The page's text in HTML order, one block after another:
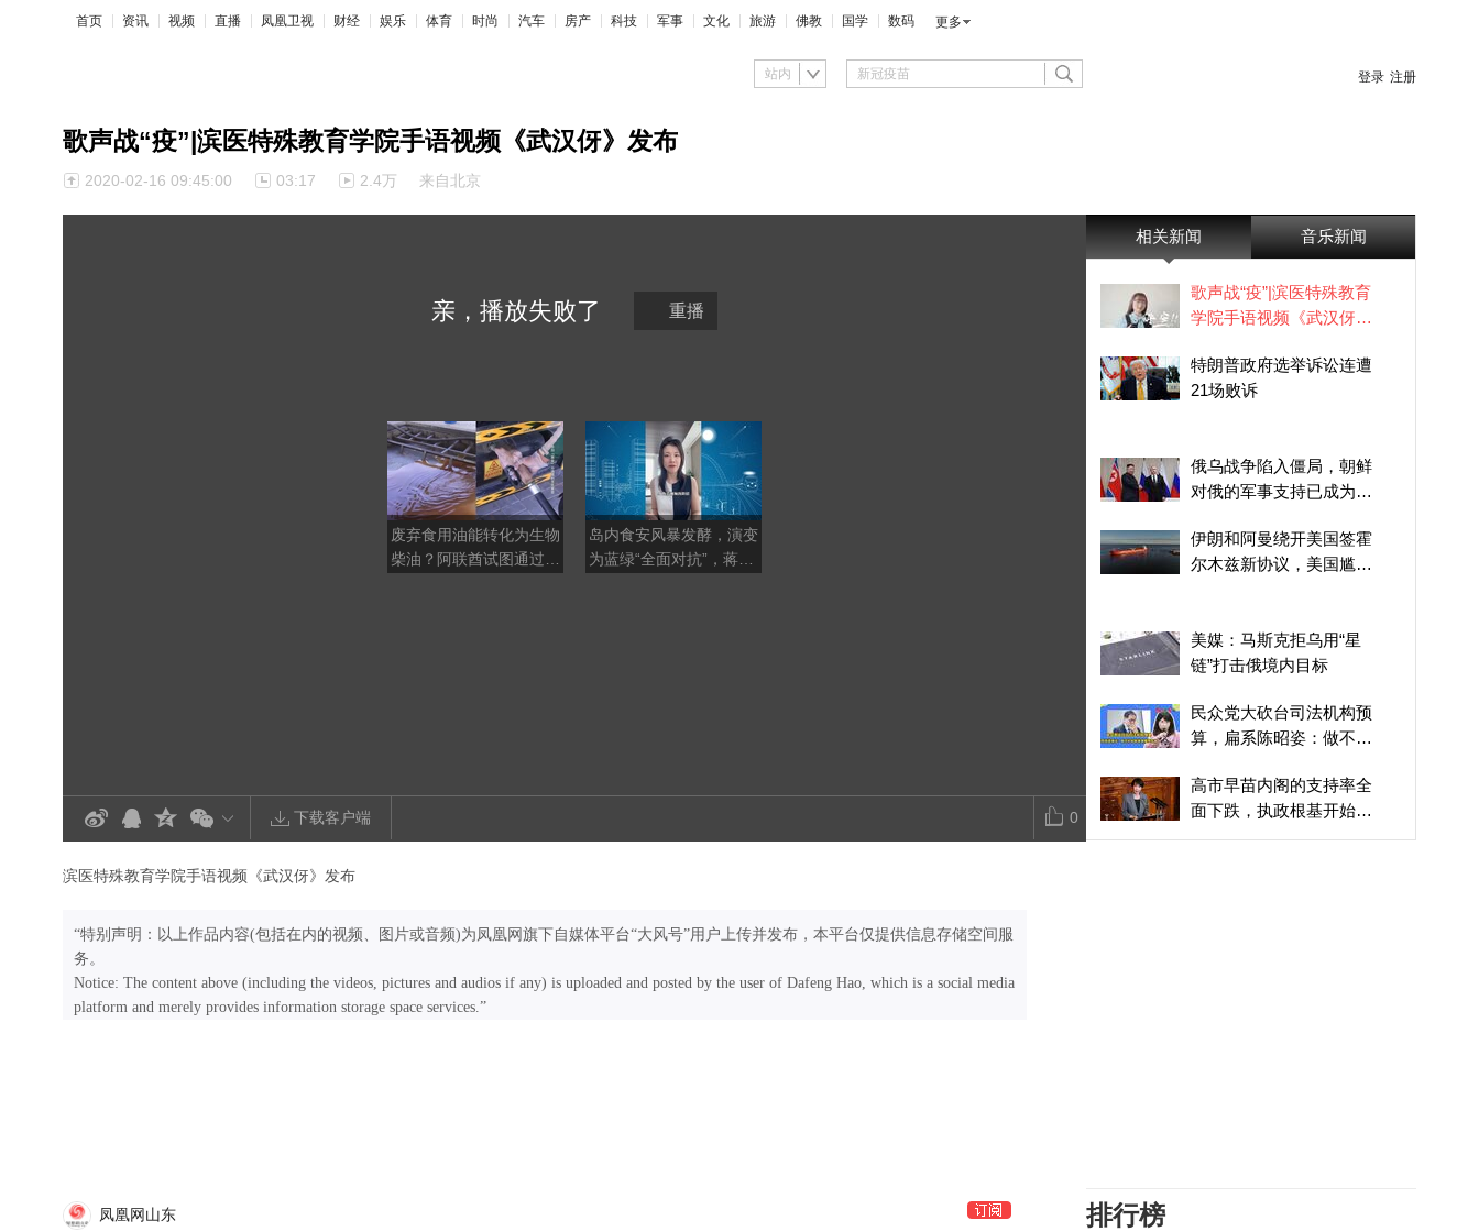
首页 资讯 视频 直播 凤凰卫视 财经 娱乐 体育 时尚 汽车 房产 科技 军事 文化 旅游 佛教 国学 数码 更多
站内 登录 注册
歌声战“疫”|滨医特殊教育学院手语视频《武汉伢》发布
2020-02-16 09:45:00 03:17 2.4万 来自北京
亲，播放失败了 重播
废弃食用油能转化为生物
柴油？阿联酋试图通过技
岛内食安风暴发酵，演变
为蓝绿“全面对抗”，蒋万
格陵兰危机，迫使北约一
致对特朗普说“不”
高市访地震灾区，直升机
上俯视合掌，1分53秒为
下载客户端 0
相关新闻 音乐新闻
歌声战“疫”|滨医特殊教育
学院手语视频《武汉伢》
特朗普政府选举诉讼连遭
21场败诉
俄乌战争陷入僵局，朝鲜
对俄的军事支持已成为影
伊朗和阿曼绕开美国签霍
尔木兹新协议，美国尴尬
美媒：马斯克拒乌用“星
链”打击俄境内目标
民众党大砍台司法机构预
算，扁系陈昭姿：做不好
高市早苗内阁的支持率全
面下跌，执政根基开始松
动
滨医特殊教育学院手语视频《武汉伢》发布
“特别声明：以上作品内容(包括在内的视频、图片或音频)为凤凰网旗下自媒体平台“大风号”用户上传并发布，本平台仅提供信息存储空间服
务。
Notice: The content above (including the videos, pictures and audios if any) is uploaded and posted by the user of Dafeng Hao, which is a social media
platform and merely provides information storage space services.”
凤凰网山东 排行榜